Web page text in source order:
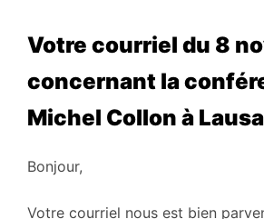
Votre courriel du 8
concernant la
Michel Collon à
Bonjour,
Votre courriel nous est bien